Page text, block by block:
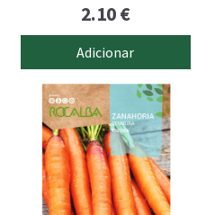
2.10€
Adicionar